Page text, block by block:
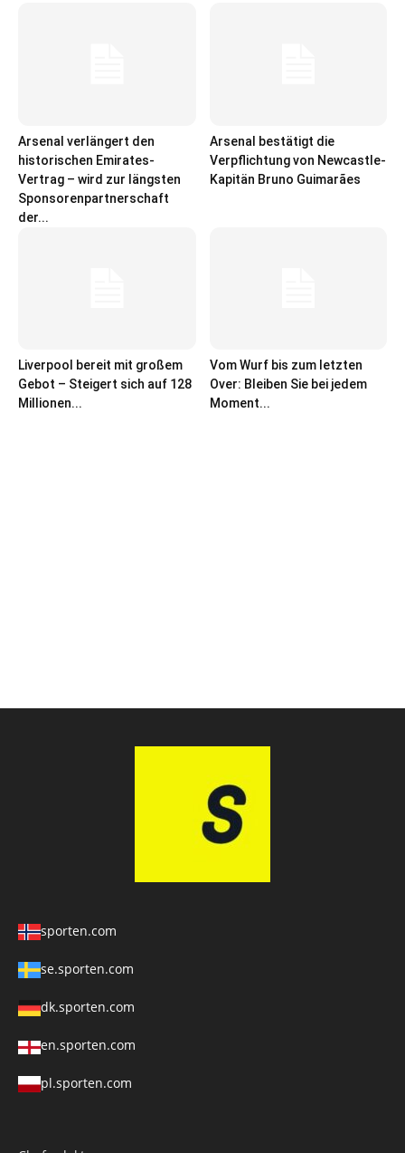
Arsenal verlängert den
historischen Emirates-
Vertrag – wird zur längsten
Sponsorenpartnerschaft
der...
Arsenal bestätigt die
Verpflichtung von Newcastle-
Kapitän Bruno Guimarães
Liverpool bereit mit großem
Gebot – Steigert sich auf 128
Millionen...
Vom Wurf bis zum letzten
Over: Bleiben Sie bei jedem
Moment...
sporten.com
se.sporten.com
dk.sporten.com
en.sporten.com
pl.sporten.com